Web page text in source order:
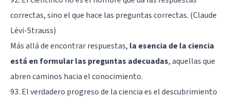
correctas, sino el que hace las preguntas correctas. (Claude
Lévi-Strauss)
Más allá de encontrar respuestas, la esencia de la ciencia
está en formular las preguntas adecuadas, aquellas que
abren caminos hacia el conocimiento.
93. El verdadero progreso de la ciencia es el descubrimiento